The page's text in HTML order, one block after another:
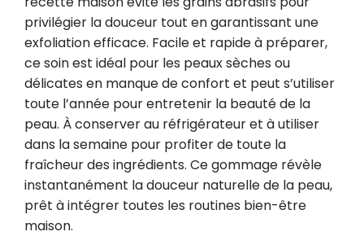
privilégier la douceur tout en garantissant une
exfoliation efficace. Facile et rapide à préparer,
ce soin est idéal pour les peaux sèches ou
délicates en manque de confort et peut s’utiliser
toute l’année pour entretenir la beauté de la
peau. À conserver au réfrigérateur et à utiliser
dans la semaine pour profiter de toute la
fraîcheur des ingrédients. Ce gommage révèle
instantanément la douceur naturelle de la peau,
prêt à intégrer toutes les routines bien-être
maison.